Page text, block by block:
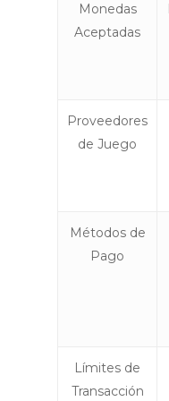
Monedas
Aceptadas
Proveedores
de Juego
Métodos de
Pago
Límites de
Transacción